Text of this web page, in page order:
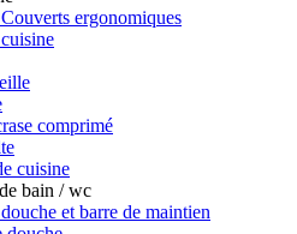
ergonomiques
comprimé
cuisine
bain / wc
et barre de maintien